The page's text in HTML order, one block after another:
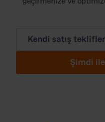
Kendi satış
Şimdi